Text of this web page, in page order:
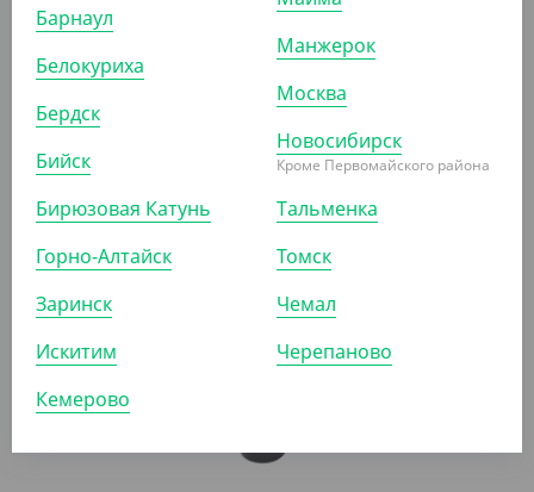
836 ₽
(8.36 ₽/ШТ)
Барнаул
Белокуриха
Бердск
Бийск
Бирюзовая Катунь
Горно-Алтайск
Заринск
Искитим
Кемерово
Манжерок
Москва
Новосибирск
Кроме Первомайского района
Тальменка
Томск
Чемал
Черепаново